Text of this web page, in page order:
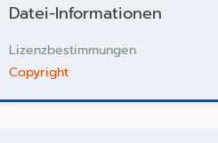
Datei-Informationen
Lizenzbestimmungen
Copyright